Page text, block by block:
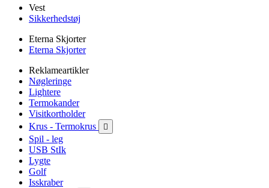
Vest
Sikkerhedstøj
Eterna Skjorter
Eterna Skjorter
Reklameartikler
Nøgleringe
Lightere
Termokander
Visitkortholder
Krus - Termokrus

Spil - leg
USB StIk
Lygte
Golf
Isskraber